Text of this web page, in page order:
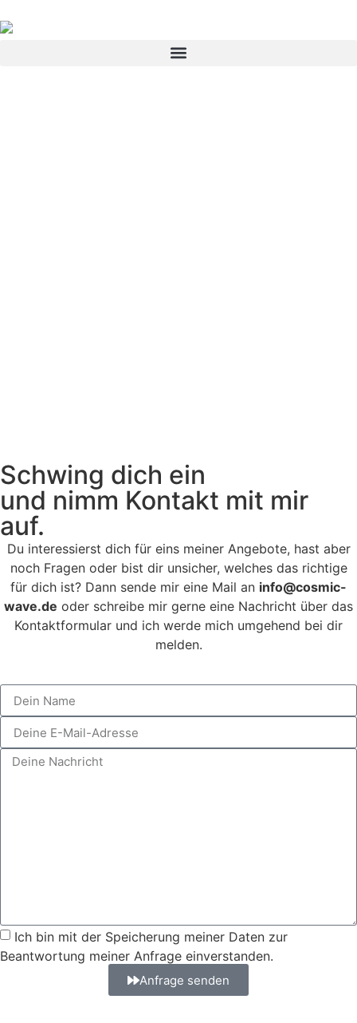
Schwing dich ein
und nimm Kontakt mit mir
auf.
Du interessierst dich für eins meiner Angebote, hast aber
noch Fragen oder bist dir unsicher, welches das richtige
für dich ist? Dann sende mir eine Mail an info@cosmic-
wave.de oder schreibe mir gerne eine Nachricht über das
Kontaktformular und ich werde mich umgehend bei dir
melden.
Ich bin mit der Speicherung meiner Daten zur
Beantwortung meiner Anfrage einverstanden.
Anfrage senden